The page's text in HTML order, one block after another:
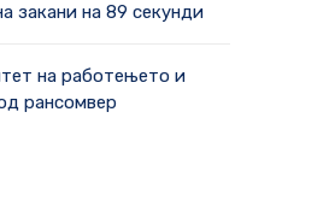
закани на 89 секунди
на работењето и
рансомвер